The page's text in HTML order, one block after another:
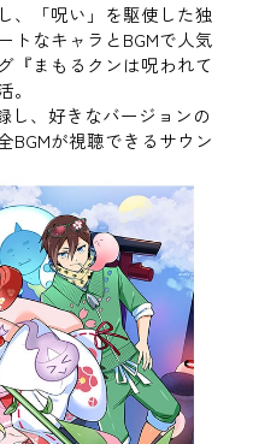
、「呪い」を駆使した独
トなキャラとBGMで人気
『まもるクンは呪われて
し、好きなバージョンの
BGMが視聴できるサウン